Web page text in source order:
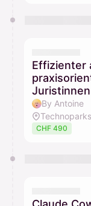
Effizienter
By Antoine
CHF 490